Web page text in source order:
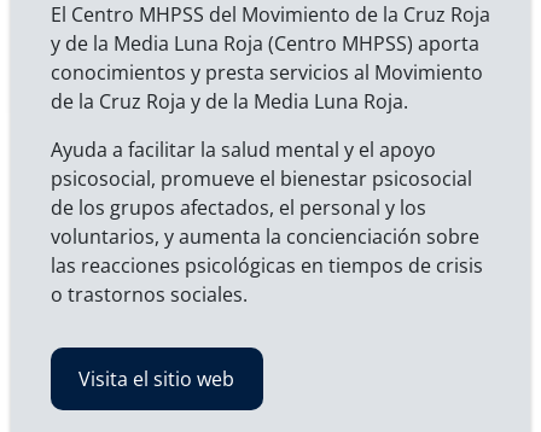
El Centro MHPSS del Movimiento de la Cruz Roja
y de la Media Luna Roja (Centro MHPSS) aporta
conocimientos y presta servicios al Movimiento
de la Cruz Roja y de la Media Luna Roja.
Ayuda a facilitar la salud mental y el apoyo
psicosocial, promueve el bienestar psicosocial
de los grupos afectados, el personal y los
voluntarios, y aumenta la concienciación sobre
las reacciones psicológicas en tiempos de crisis
o trastornos sociales.
Visita el sitio web